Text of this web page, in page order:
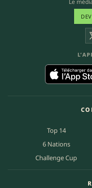
Top 14
6 Nations
Challenge Cup